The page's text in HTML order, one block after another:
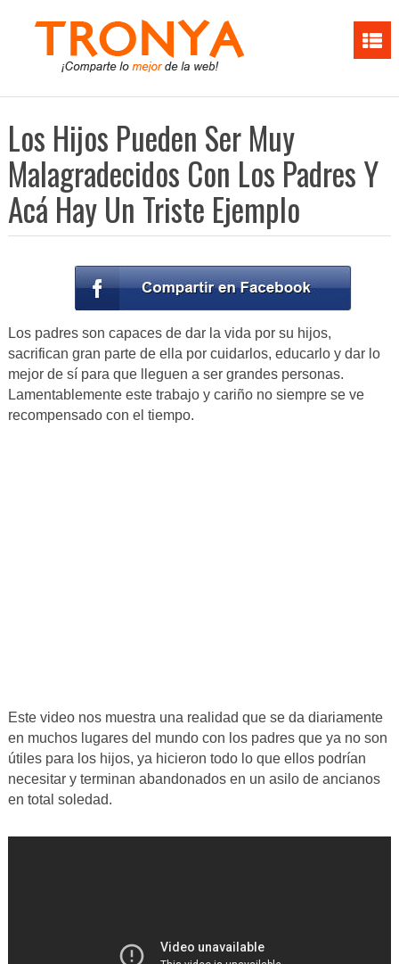
Los Hijos Pueden Ser Muy
Malagradecidos Con Los Padres Y
Acá Hay Un Triste Ejemplo
Los padres son capaces de dar la vida por su hijos,
sacrifican gran parte de ella por cuidarlos, educarlo y dar lo
mejor de sí para que lleguen a ser grandes personas.
Lamentablemente este trabajo y cariño no siempre se ve
recompensado con el tiempo.
Este video nos muestra una realidad que se da diariamente
en muchos lugares del mundo con los padres que ya no son
útiles para los hijos, ya hicieron todo lo que ellos podrían
necesitar y terminan abandonados en un asilo de ancianos
en total soledad.